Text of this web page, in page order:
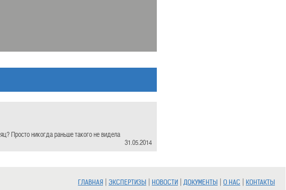
Просто никогда раньше такого не видела
31.05.2014
ГЛАВНАЯ | ЭКСПЕРТИЗЫ | НОВОСТИ | ДОКУМЕНТЫ | О НАС | КОНТАКТЫ